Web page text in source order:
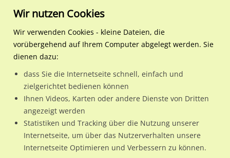
Regionale Plakatwerbung Baden-Württemberg
Stuttgart, Landeshauptstadt
_A/Hofenerstr./
_A/Hofenerstr./Zuckerleweg
Nutze günstige Werbemöglichkeiten am Standort
_A/Hofenerstr./Zuckerleweg im Ortsteil Bad Cannstatt)in
Wir nutzen Cookies
Wir verwenden Cookies - kleine Dateien, die
vorübergehend auf Ihrem Computer abgelegt werden. Sie
dienen dazu:
dass Sie die Internetseite schnell, einfach und
zielgerichtet bedienen können
Ihnen Videos, Karten oder andere Dienste von Dritten
angezeigt werden
Statistiken und Tracking über die Nutzung unserer
Internetseite, um über das Nutzerverhalten unsere
Internetseite Optimieren und Verbessern zu können.